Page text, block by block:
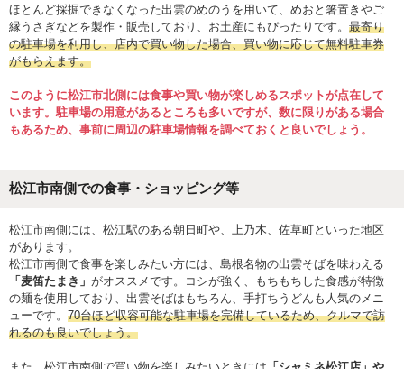
ほとんど採掘できなくなった出雲のめのうを用いて、めおと箸置きやご
縁うさぎなどを製作・販売しており、お土産にもぴったりです。 最寄り
の駐車場を利用し、店内で買い物した場合、買い物に応じて無料駐車券
がもらえます。
このように松江市北側には食事や買い物が楽しめるスポットが点在して
います。駐車場の用意があるところも多いですが、数に限りがある場合
もあるため、事前に周辺の駐車場情報を調べておくと良いでしょう。
松江市南側での食事・ショッピング等
松江市南側には、松江駅のある朝日町や、上乃木、佐草町といった地区
があります。
松江市南側で食事を楽しみたい方には、島根名物の出雲そばを味わえる
「麦笛たまき」 がオススメです。コシが強く、もちもちした食感が特徴
の麺を使用しており、出雲そばはもちろん、手打ちうどんも人気のメニ
ューです。 70台ほど収容可能な駐車場を完備しているため、クルマで訪
れるのも良いでしょう。